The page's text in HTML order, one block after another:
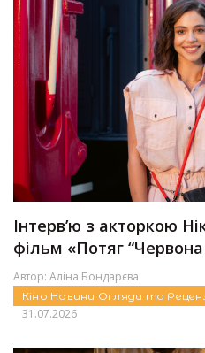
Інтерв’ю з акторкою
фільм «Потяг “Червона
Автор: Аліна Бондарєва
Кіно Новини Огляди та
31.07.2026